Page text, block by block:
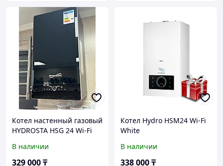
Котел настенный газовый
HYDROSTA HSG 24 Wi-Fi
В наличии
329 000₸
Котел Hydro HSM24 Wi-Fi
White
В наличии
338 000₸